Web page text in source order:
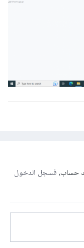
حساب،فسجل الدخول